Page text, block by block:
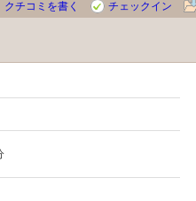
クチコミを書く
チェックイン